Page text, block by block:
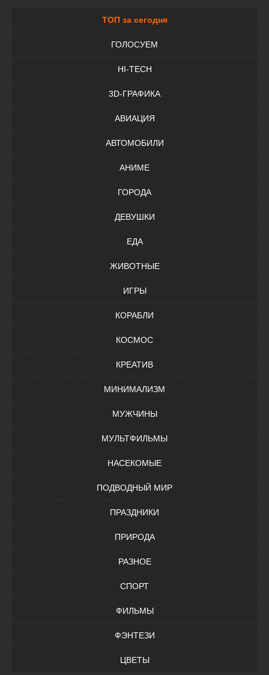
ТОП за сегодня
ГОЛОСУЕМ
HI-TECH
3D-ГРАФИКА
АВИАЦИЯ
АВТОМОБИЛИ
АНИМЕ
ГОРОДА
ДЕВУШКИ
ЕДА
ЖИВОТНЫЕ
ИГРЫ
КОРАБЛИ
КОСМОС
КРЕАТИВ
МИНИМАЛИЗМ
МУЖЧИНЫ
МУЛЬТФИЛЬМЫ
НАСЕКОМЫЕ
ПОДВОДНЫЙ МИР
ПРАЗДНИКИ
ПРИРОДА
РАЗНОЕ
СПОРТ
ФИЛЬМЫ
ФЭНТЕЗИ
ЦВЕТЫ